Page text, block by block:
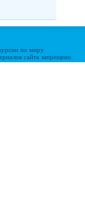
по миру.
сайта запрещено.